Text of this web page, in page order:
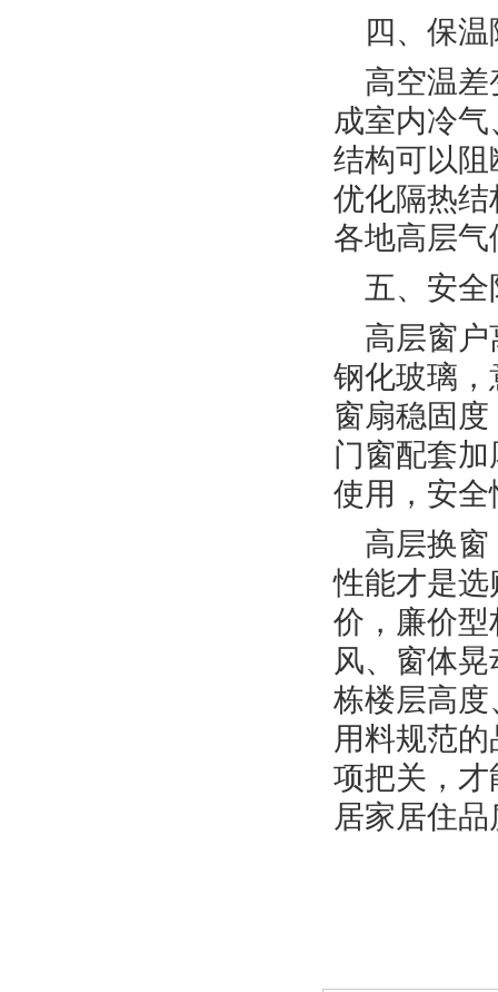
四、保
高空温
成室内冷
结构可以
优化隔热
各地高层
五、安
高层窗
钢化玻璃
窗扇稳固
门窗配套
使用，安
高层换
性能才是
价，廉价
风、窗体
栋楼层高
用料规范
项把关，
居家居住品